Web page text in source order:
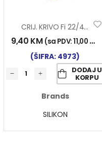
CRIJ. KRIVO Fi 22/45 200×200 SILIKON
9,40 KM (sa PDV:11,00 KM
(ŠIFRA: 4973)
DODAJ U
KORPU
Brands
SILIKON